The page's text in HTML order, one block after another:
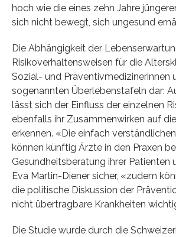
hoch wie die eines zehn Jahre
sich nicht bewegt, sich ungesund
Die Abhängigkeit der
Risikoverhaltensweisen für die
Sozial- und Präventivmedizinerinnen
sogenannten Überlebenstafeln dar:
lässt sich der Einfluss der einzelnen
ebenfalls ihr Zusammenwirken auf
erkennen. «Die einfach
können künftig Ärzte in den Praxen
Gesundheitsberatung ihrer Patienten
Eva Martin-Diener sicher, «zudem
die politische Diskussion der
nicht übertragbare Krankheiten
Die Studie wurde durch die